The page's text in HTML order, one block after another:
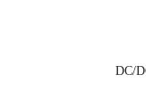
DC/